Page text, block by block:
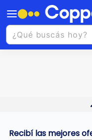
Recibí las mejores